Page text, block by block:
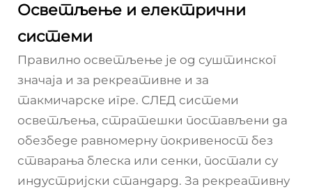
Осветљење и електрични
системи
Правилно осветљење је од суштинског
значаја и за рекреативне и за
такмичарске игре. СЛЕД системи
осветљења, стратешки постављени да
обезбеде равномерну покривеност без
стварања блеска или сенки, постали су
индустријски стандард. За рекреативну